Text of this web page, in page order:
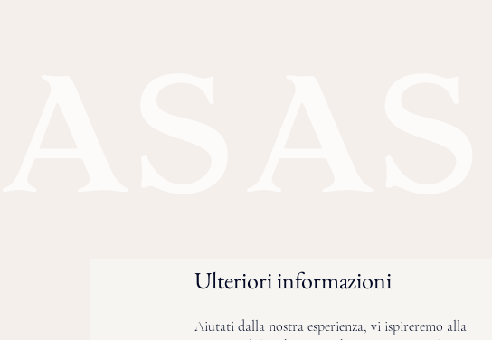
Ulteriori informazioni
Aiutati dalla nostra esperienza, vi ispireremo alla